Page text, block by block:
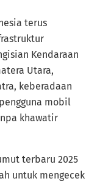
terus
Kendaraan
Utara,
keberadaan
mobil
khawatir
terbaru 2025
untuk mengecek